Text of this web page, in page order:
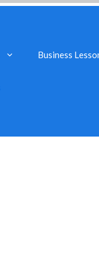
Business